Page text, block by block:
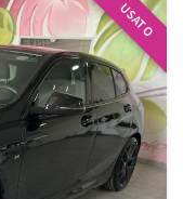
USATO